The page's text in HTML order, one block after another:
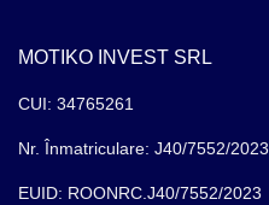
MOTIKO INVEST SRL
CUI: 34765261
Nr. Înmatriculare: J40/7552/2023
EUID: ROONRC.J40/7552/2023